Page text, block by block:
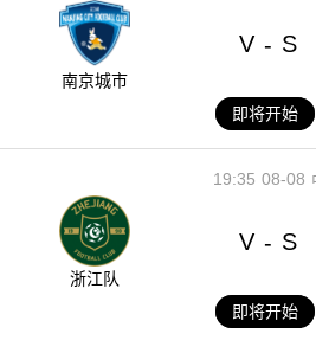
南京城市
V - S
即将开始
08-08
19:35
浙江队
V - S
即将开始